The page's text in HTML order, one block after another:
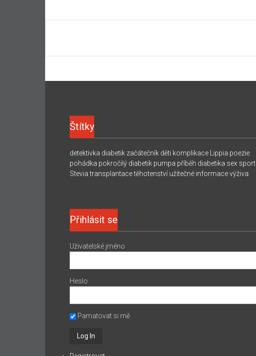
Štítky
detektivka diabetik začátečník děti komplikace Lippia poezie
pohádka pokročilý diabetik pumpa příběh diabetika sex sport
Stevia transplantace těhotenství užitečné informace výživa
Přihlásit se
Uživatelské jméno
Heslo
Pamatovat si mě